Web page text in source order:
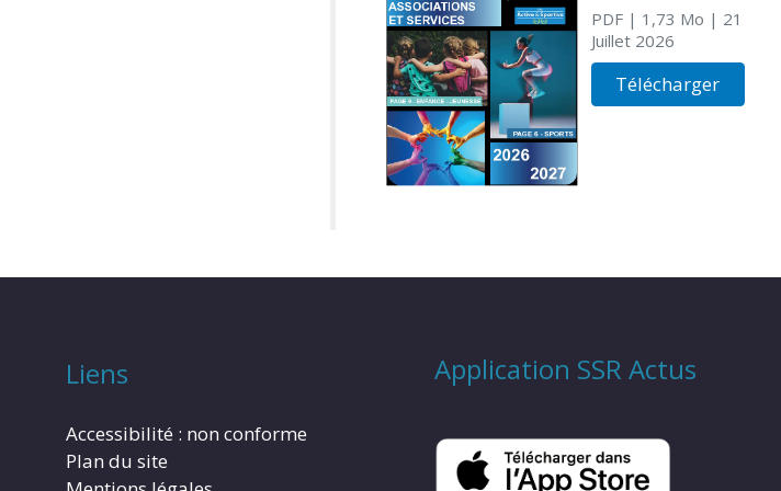
PDF| 1,73 Mo | 21
Juillet 2026
Télécharger
Liens
Accessibilité : non conforme
Plan du site
Application SSR Actus